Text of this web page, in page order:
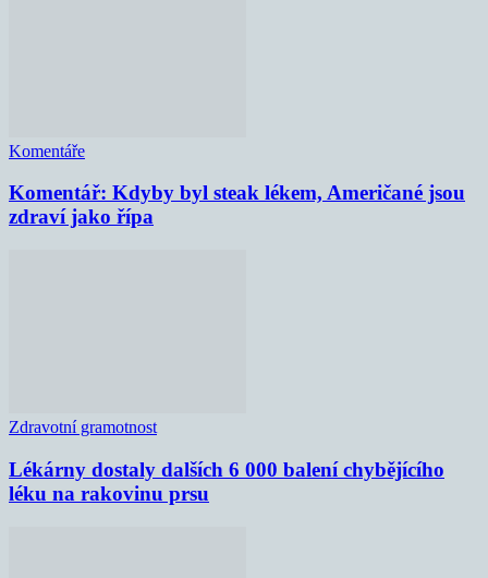
Komentáře
Komentář: Kdyby byl steak lékem, Američané jsou
zdraví jako řípa
Zdravotní gramotnost
Lékárny dostaly dalších 6 000 balení chybějícího
léku na rakovinu prsu